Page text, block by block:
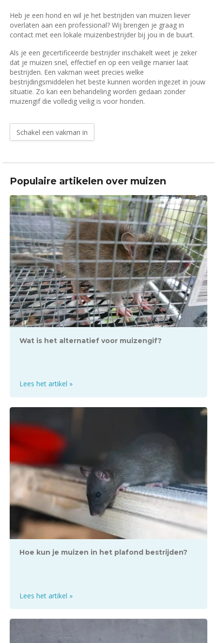
Heb je een hond en wil je het bestrijden van muizen liever
overlaten aan een professional? Wij brengen je graag in
contact met een lokale muizenbestrijder bij jou in de buurt.
Als je een gecertificeerde bestrijder inschakelt weet je zeker
dat je muizen snel, effectief en op een veilige manier laat
bestrijden. Een vakman weet precies welke
bestrijdingsmiddelen het beste kunnen worden ingezet in jouw
situatie. Zo kan een behandeling worden gedaan zonder
muizengif die volledig veilig is voor honden.
Schakel een vakman in
Populaire artikelen over muizen
Wat is het alternatief voor muizengif?
Lees het artikel »
Hoe kun je muizen in het plafond bestrijden?
Lees het artikel »